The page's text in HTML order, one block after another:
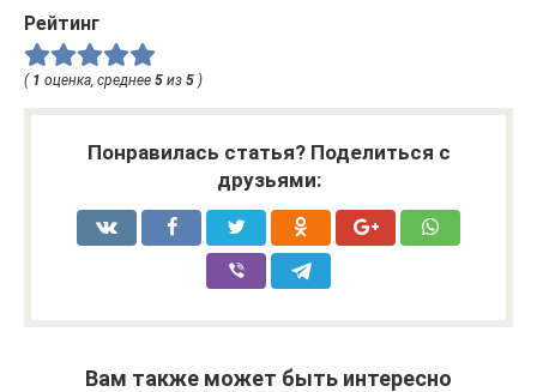
Рейтинг
( 1 оценка, среднее 5 из 5 )
Понравилась статья? Поделиться с
друзьями:
Вам также может быть интересно